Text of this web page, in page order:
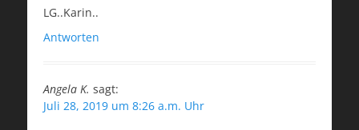
LG..Karin..
Antworten
Angela K. sagt:
Juli 28, 2019 um 8:26 a.m. Uhr